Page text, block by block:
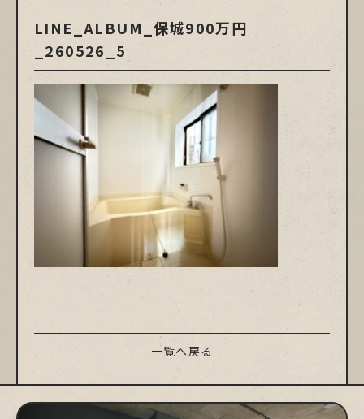
LINE_ALBUM_保城900万円
_260526_5
一覧へ戻る